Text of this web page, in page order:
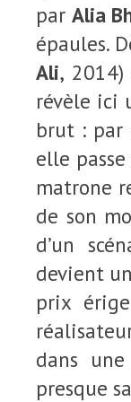
par Alia
épaules.
Ali, 2014)
révèle ici
brut : par
elle
matrone
de son
d’un
devient
prix
dans
presque